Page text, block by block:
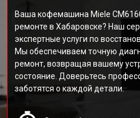
Ваша кофемашина Miele
ремонте в Хабаровске? Наш
экспертные услуги по
Мы обеспечиваем точную
ремонт, возвращая вашему
состояние. Доверьтесь
заботятся о каждой детали.